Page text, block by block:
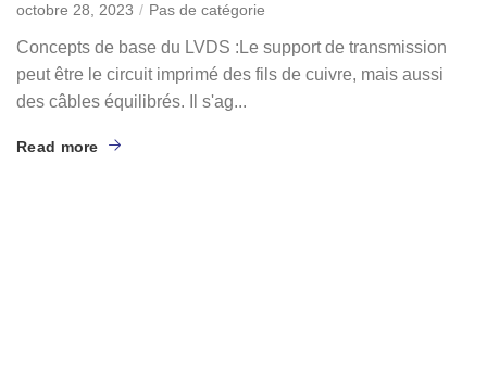
octobre 28, 2023 Pas de catégorie
Concepts de base du LVDS :Le support de transmission
peut être le circuit imprimé des fils de cuivre, mais aussi
des câbles équilibrés. Il s'ag...
Read more